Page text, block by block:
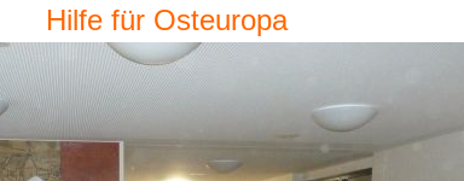
Hilfe für Osteuropa